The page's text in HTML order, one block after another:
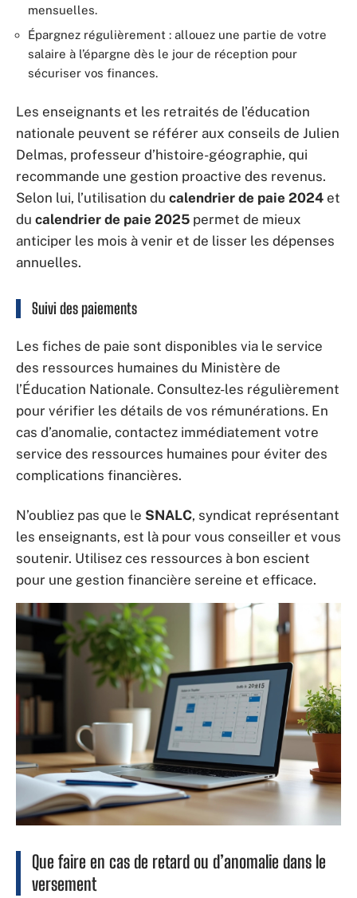
mensuelles.
Épargnez régulièrement : allouez une partie de votre
salaire à l’épargne dès le jour de réception pour
sécuriser vos finances.
Les enseignants et les retraités de l’éducation
nationale peuvent se référer aux conseils de Julien
Delmas, professeur d’histoire-géographie, qui
recommande une gestion proactive des revenus.
Selon lui, l’utilisation du calendrier de paie 2024 et
du calendrier de paie 2025 permet de mieux
anticiper les mois à venir et de lisser les dépenses
annuelles.
Suivi des paiements
Les fiches de paie sont disponibles via le service
des ressources humaines du Ministère de
l’Éducation Nationale. Consultez-les régulièrement
pour vérifier les détails de vos rémunérations. En
cas d’anomalie, contactez immédiatement votre
service des ressources humaines pour éviter des
complications financières.
N’oubliez pas que le SNALC, syndicat représentant
les enseignants, est là pour vous conseiller et vous
soutenir. Utilisez ces ressources à bon escient
pour une gestion financière sereine et efficace.
Que faire en cas de retard ou d’anomalie dans le
versement